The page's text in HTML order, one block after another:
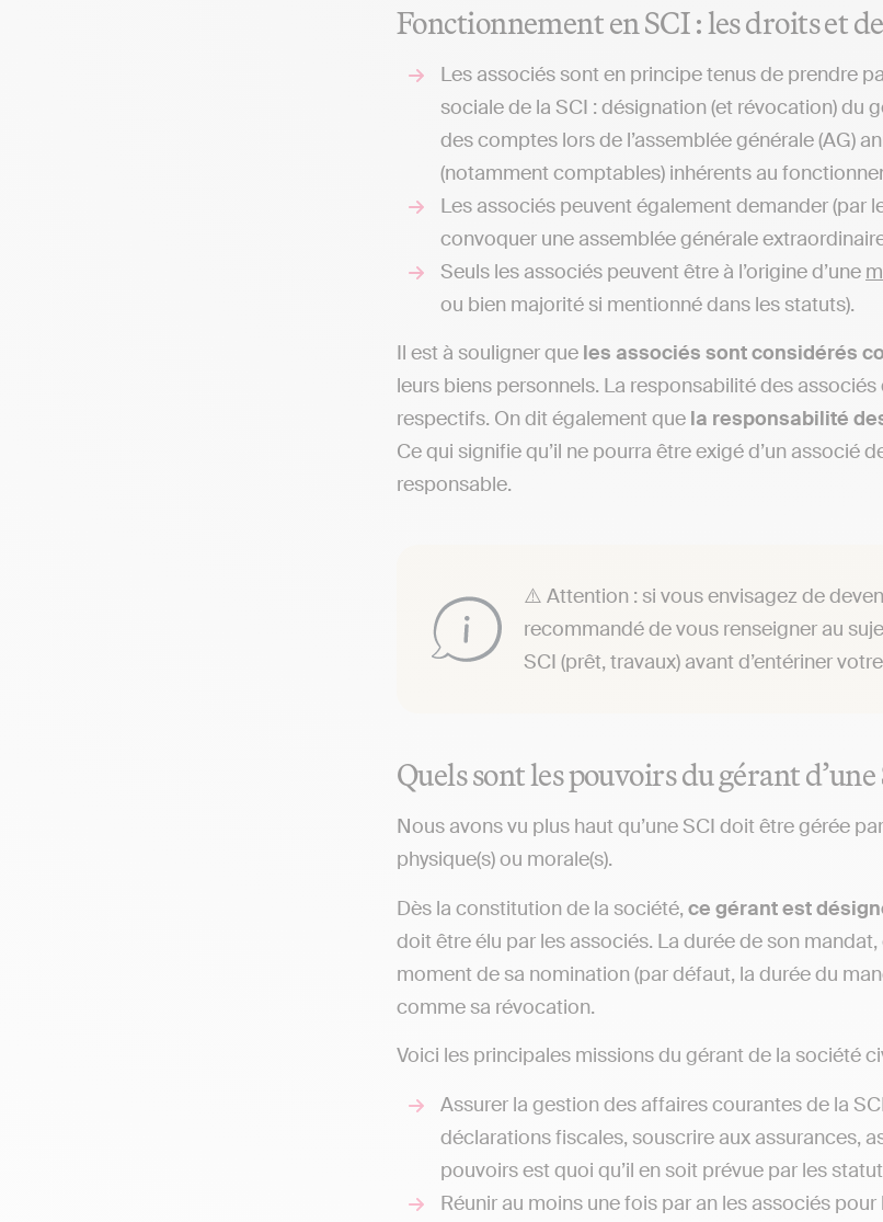
Fonctionnement en SCI : les droits et
Les associés sont en principe tenus de prendre
sociale de la SCI : désignation (et révocation)
des comptes lors de l’assemblée générale (AG)
(notamment comptables) inhérents au
Les associés peuvent également demander
convoquer une assemblée générale
Seuls les associés peuvent être à l’origine d’une
ou bien majorité si mentionné dans les statuts).
Il est à souligner que les associés sont considérés
leurs biens personnels. La responsabilité des
respectifs. On dit également que la responsabilité
Ce qui signifie qu’il ne pourra être exigé d’un associé
responsable.
⚠️ Attention : si vous envisagez de
recommandé de vous renseigner au
SCI (prêt, travaux) avant d’entériner
Quels sont les pouvoirs du gérant d’une
Nous avons vu plus haut qu’une SCI doit être gérée
physique(s) ou morale(s).
Dès la constitution de la société, ce gérant est
doit être élu par les associés. La durée de son
moment de sa nomination (par défaut, la durée du
comme sa révocation.
Voici les principales missions du gérant de la société
Assurer la gestion des affaires courantes de la
déclarations fiscales, souscrire aux assurances,
pouvoirs est quoi qu’il en soit prévue par les
Réunir au moins une fois par an les associés